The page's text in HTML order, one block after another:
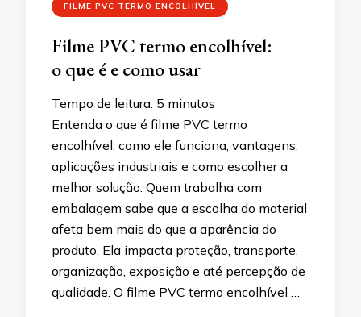
FILME PVC TERMO ENCOLHÍVEL
Filme PVC termo encolhível:
o que é e como usar
Tempo de leitura: 5 minutos
Entenda o que é filme PVC termo
encolhível, como ele funciona, vantagens,
aplicações industriais e como escolher a
melhor solução. Quem trabalha com
embalagem sabe que a escolha do material
afeta bem mais do que a aparência do
produto. Ela impacta proteção, transporte,
organização, exposição e até percepção de
qualidade. O filme PVC termo encolhível …